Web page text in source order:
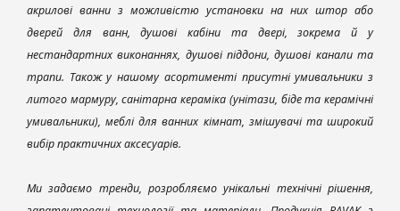
акрилові ванни з можливістю установки на них штор або
дверей для ванн, душові кабіни та двері, зокрема й у
нестандартних виконаннях, душові піддони, душові канали та
трапи. Також у нашому асортименті присутні умивальники з
литого мармуру, санітарна кераміка (унітази, біде та керамічні
умивальники), меблі для ванних кімнат, змішувачі та широкий
вибір практичних аксесуарів.
Ми задаємо тренди, розробляємо унікальні технічні рішення,